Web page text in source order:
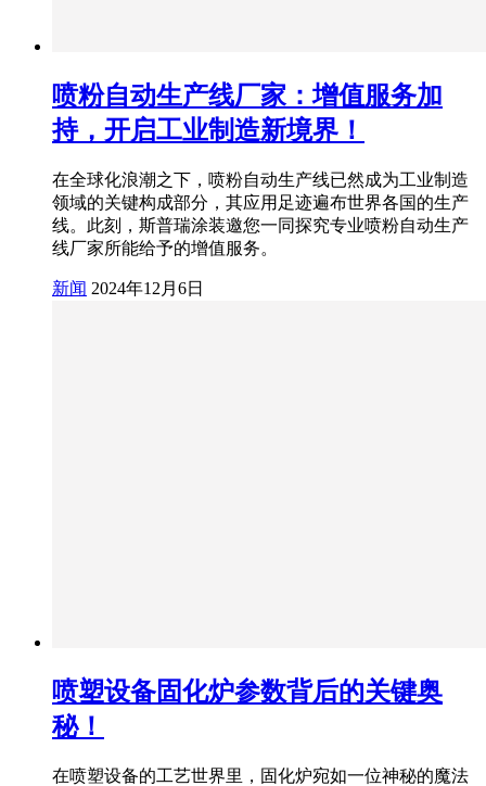
喷粉自动生产线厂家：增值服务加
持，开启工业制造新境界！
在全球化浪潮之下，喷粉自动生产线已然成为工业制造
领域的关键构成部分，其应用足迹遍布世界各国的生产
线。此刻，斯普瑞涂装邀您一同探究专业喷粉自动生产
线厂家所能给予的增值服务。
新闻 2024年12月6日
喷塑设备固化炉参数背后的关键奥
秘！
在喷塑设备的工艺世界里，固化炉宛如一位神秘的魔法